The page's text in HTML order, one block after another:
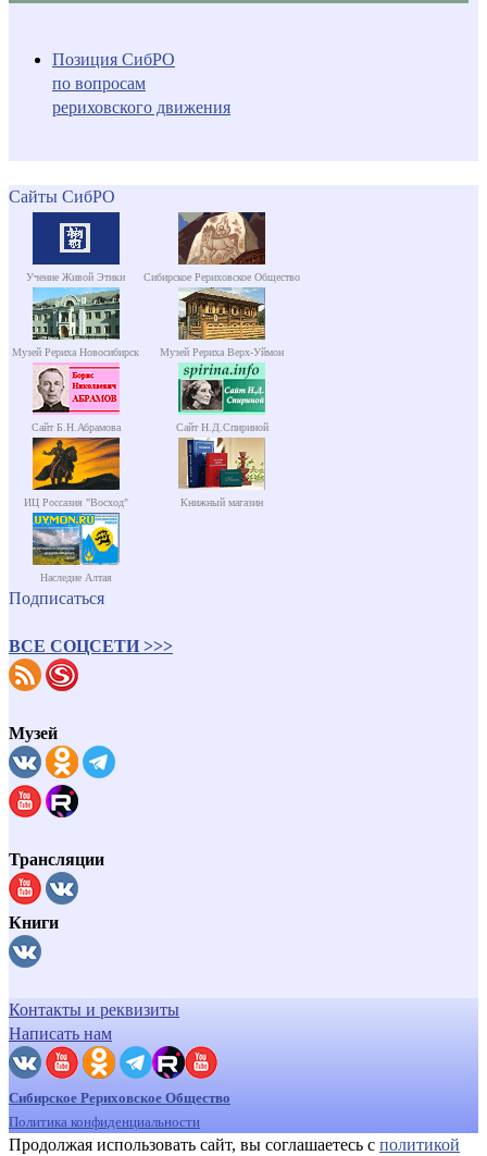
Позиция СибРО
по вопросам
рериховского движения
Сайты СибРО
Учение Живой Этики Сибирское Рериховское Общество
Музей Рериха Новосибирск Музей Рериха Верх-Уймон
Сайт Б.Н.Абрамова Сайт Н.Д.Спириной
ИЦ Россазия "Восход" Книжный магазин
Наследие Алтая
Подписаться
ВСЕ СОЦСЕТИ >>>
Музей
Трансляции
Книги
Контакты и реквизиты
Написать нам
Сибирское Рериховское Общество
Политика конфиденциальности
Продолжая использовать сайт, вы соглашаетесь с политикой